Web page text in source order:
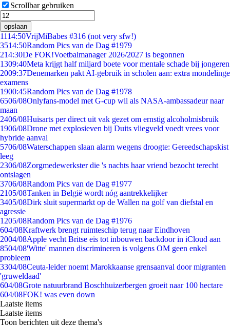
Scrollbar gebruiken
opslaan
1114:50VrijMiBabes #316 (not very sfw!)
3514:50Random Pics van de Dag #1979
214:30De FOK!Voetbalmanager 2026/2027 is begonnen
1309:40Meta krijgt half miljard boete voor mentale schade bij jongeren
2009:37Denemarken pakt AI-gebruik in scholen aan: extra mondelinge
examens
1900:45Random Pics van de Dag #1978
6506/08Onlyfans-model met G-cup wil als NASA-ambassadeur naar
maan
2406/08Huisarts per direct uit vak gezet om ernstig alcoholmisbruik
1906/08Drone met explosieven bij Duits vliegveld voedt vrees voor
hybride aanval
5706/08Waterschappen slaan alarm wegens droogte: Gereedschapskist
leeg
2306/08Zorgmedewerkster die 's nachts haar vriend bezocht terecht
ontslagen
3706/08Random Pics van de Dag #1977
2105/08Tanken in België wordt nóg aantrekkelijker
3405/08Dirk sluit supermarkt op de Wallen na golf van diefstal en
agressie
1205/08Random Pics van de Dag #1976
604/08Kraftwerk brengt ruimteschip terug naar Eindhoven
2004/08Apple vecht Britse eis tot inbouwen backdoor in iCloud aan
8504/08'Witte' mannen discrimineren is volgens OM geen enkel
probleem
3304/08Ceuta-leider noemt Marokkaanse grensaanval door migranten
'gruweldaad'
604/08Grote natuurbrand Boschhuizerbergen groeit naar 100 hectare
604/08FOK! was even down
Laatste items
Laatste items
Toon berichten uit deze thema's